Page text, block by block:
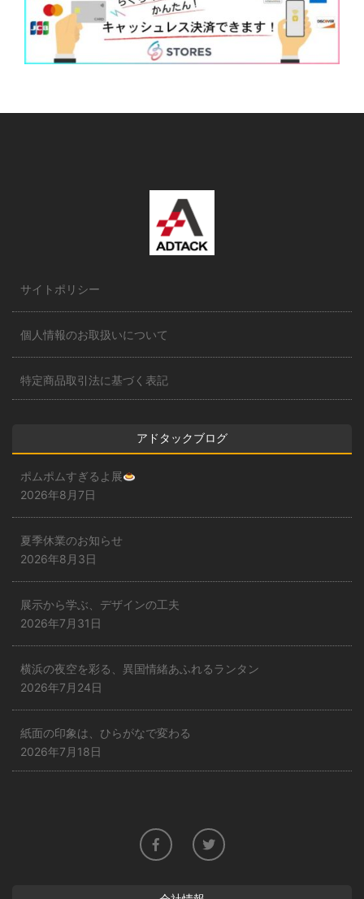
サイトポリシー
個人情報のお取扱いについて
特定商品取引法に基づく表記
アドタックブログ
ポムポムすぎるよ展
2026年8月7日
夏季休業のお知らせ
2026年8月3日
展示から学ぶ、デザインの工夫
2026年7月31日
横浜の夜空を彩る、異国情緒あふれるランタン
2026年7月24日
紙面の印象は、ひらがなで変わる
2026年7月18日